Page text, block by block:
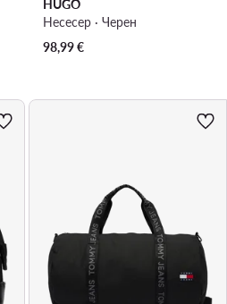
HUGO
Несесер · Черен
98,99€